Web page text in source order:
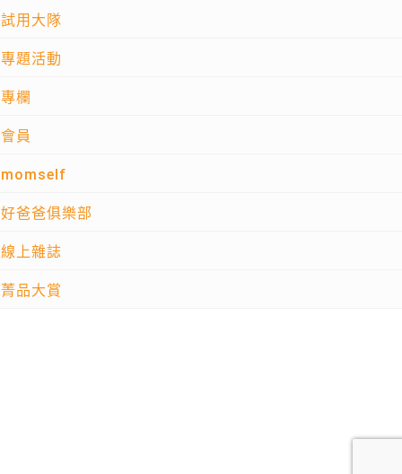
試用大隊
專題活動
專欄
會員
momself
好爸爸俱樂部
線上雜誌
菁品大賞